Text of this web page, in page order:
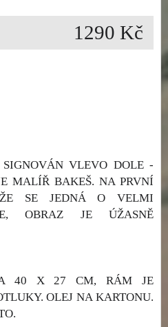
1290 Kč
VLEVO DOLE -
MALÍŘ BAKEŠ. NA PRVNÍ
SE JEDNÁ O VELMI
OBRAZ JE ÚŽASNĚ
40 X 27 CM, RÁM JE
OLEJ NA KARTONU.